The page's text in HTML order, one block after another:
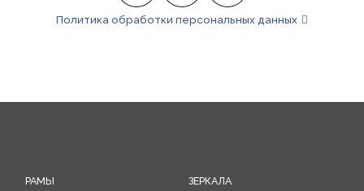
Политика обработки персональных данных
РАМЫ
ЗЕРКАЛА